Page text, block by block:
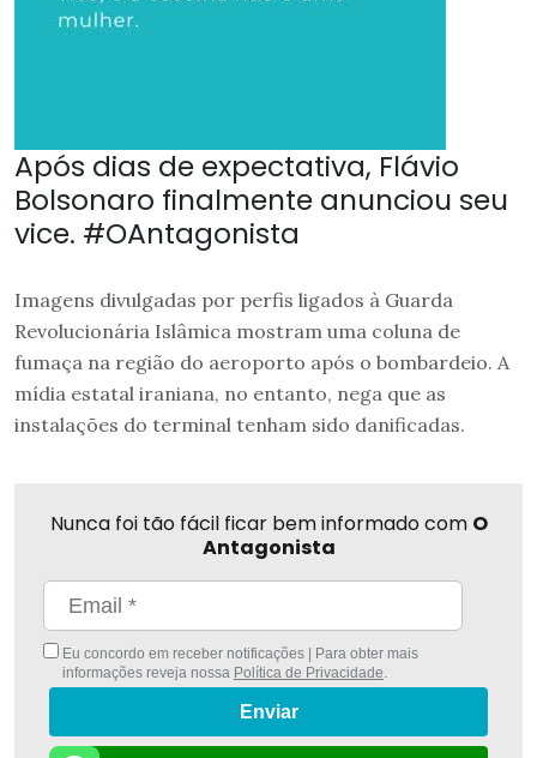
Após dias de expectativa, Flávio
Bolsonaro finalmente anunciou seu
vice. #OAntagonista
Imagens divulgadas por perfis ligados à Guarda
Revolucionária Islâmica mostram uma coluna de
fumaça na região do aeroporto após o bombardeio. A
mídia estatal iraniana, no entanto, nega que as
instalações do terminal tenham sido danificadas.
Nunca foi tão fácil ficar bem informado com O
Antagonista
Eu concordo em receber notificações | Para obter mais
informações reveja nossa Política de Privacidade.
Enviar